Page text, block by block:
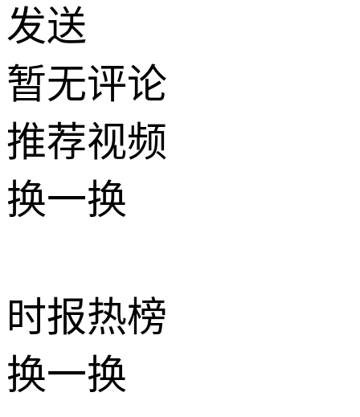
发送
暂无评论
推荐视频
换一换
时报热榜
换一换